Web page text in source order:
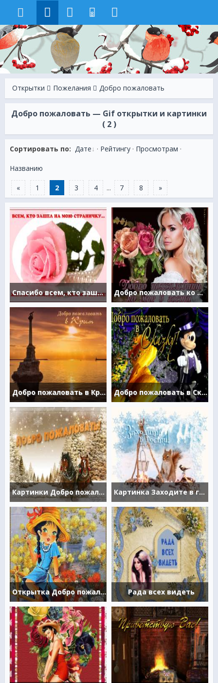
8
Открытки Пожелания Добро пожаловать
Добро пожаловать — Gif открытки и картинки
( 2 )
Сортировать по: Дате · Рейтингу · Просмотрам ·
Названию
« 1 2 3 4 ... 7 8 »
Спасибо всем, кто зашел на мою страничку! Добро пожаловать ко мне в гости
Добро пожаловать в Крым Добро пожаловать в Сказку!
Картинки Добро пожаловать Картинка Заходите в гости
Открытка Добро пожаловать! Рада всех видеть